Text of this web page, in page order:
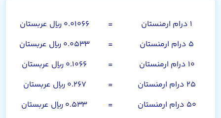
۱ درام ارمنستان =
۰.۰۱۰۶۶ ریال عربستان
۵ درام ارمنستان
=
۰.۰۵۳۳ ریال عربستان
۱۰ درام ارمنستان
=
۰.۱۰۶۶ ریال عربستان
۲۵ درام ارمنستان
=
۰.۲۶۷ ریال عربستان
۵۰ درام ارمنستان
=
۰.۵۳۳ ریال عربستان